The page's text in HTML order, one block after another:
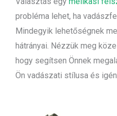
probléma lehet, ha
Mindegyik lehetőségnek
hátrányai. Nézzük meg
hogy segítsen Önnek
Ön vadászati stílusa és